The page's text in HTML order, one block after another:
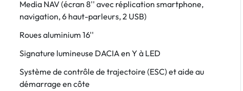
Media NAV (écran 8'' avec réplication smartphone,
navigation, 6 haut-parleurs, 2 USB)
Roues aluminium 16''
Signature lumineuse DACIA en Y à LED
Système de contrôle de trajectoire (ESC) et aide au
démarrage en côte